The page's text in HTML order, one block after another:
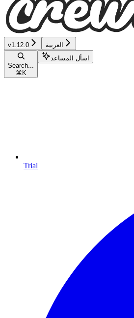
v1.12.0 العربية
Search...
⌘ K
اسأل المساعد
Trial